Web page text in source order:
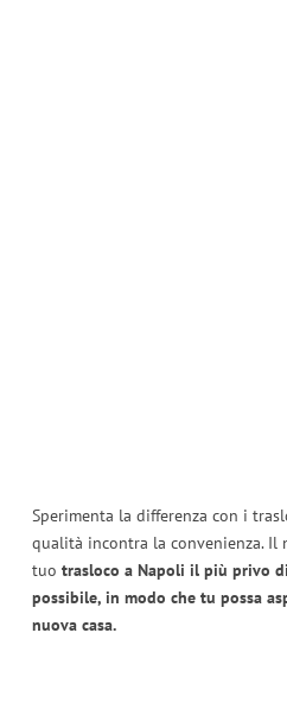
Sperimenta la differenza con i
qualità incontra la convenienza.
tuo trasloco a Napoli il più privo
possibile, in modo che tu possa
nuova casa.